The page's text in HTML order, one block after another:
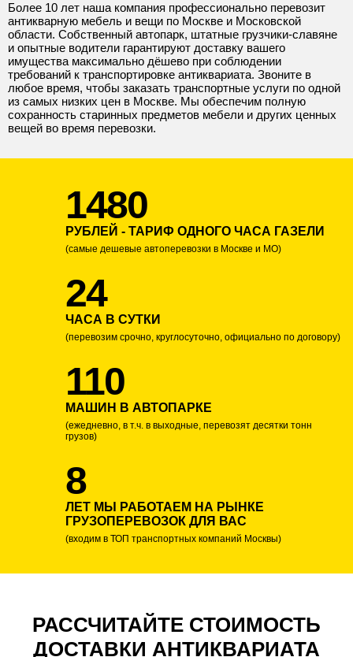
Более 10 лет наша компания профессионально перевозит
антикварную мебель и вещи по Москве и Московской
области. Собственный автопарк, штатные грузчики-славяне
и опытные водители гарантируют доставку вашего
имущества максимально дёшево при соблюдении
требований к транспортировке антиквариата. Звоните в
любое время, чтобы заказать транспортные услуги по одной
из самых низких цен в Москве. Мы обеспечим полную
сохранность старинных предметов мебели и других ценных
вещей во время перевозки.
1480
РУБЛЕЙ - ТАРИФ ОДНОГО ЧАСА ГАЗЕЛИ
(самые дешевые автоперевозки в Москве и МО)
24
ЧАСА В СУТКИ
(перевозим срочно, круглосуточно, официально по договору)
110
МАШИН В АВТОПАРКЕ
(ежедневно, в т.ч. в выходные, перевозят десятки тонн
грузов)
8
ЛЕТ МЫ РАБОТАЕМ НА РЫНКЕ
ГРУЗОПЕРЕВОЗОК ДЛЯ ВАС
(входим в ТОП транспортных компаний Москвы)
РАССЧИТАЙТЕ СТОИМОСТЬ
ДОСТАВКИ АНТИКВАРИАТА